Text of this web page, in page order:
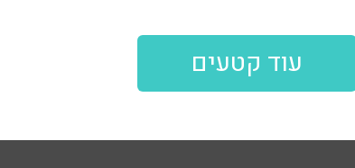
עוד קטעים